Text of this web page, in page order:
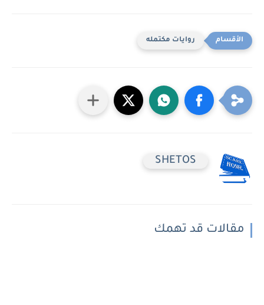
روايات مكتمله
SHETOS
مقالات قد تهمك